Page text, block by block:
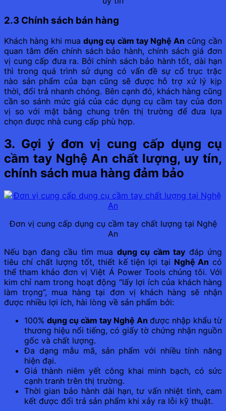
2.3 Chính sách bán hàng
Khách hàng khi muadụng cụ cầm tay Nghệ An cũng cần
quan tâm đến chính sách bảo hành, chính sách giá đơn
vị cung cấp đưa ra. Bởi chính sách bảo hành tốt, dài hạn
thì trong quá trình sử dụng có vấn đề sự cố trục trặc
nào sản phẩm của bạn cũng sẽ được hỗ trợ xử lý kịp
thời, đổi trả nhanh chóng. Bên cạnh đó, khách hàng cũng
cần so sánh mức giá của các dụng cụ cầm tay của đơn
vị so với mặt bằng chung trên thị trường để đưa lựa
chọn được nhà cung cấp phù hợp.
3. Gợi ý đơn vị cung cấp dụng cụ
cầm tay Nghệ An chất lượng, uy tín,
chính sách mua hàng đảm bảo
Đơn vị cung cấp dụng cụ cầm tay chất lượng tại Nghệ
An
Nếu bạn đang cầu tìm mua dụng cụ cầm tay đáp ứng
tiêu chí chất lượng tốt, thiết kế tiện lợi tại Nghệ An có
thể tham khảo đơn vị Việt Á Power Tools chúng tôi. Với
kim chỉ nam trong hoạt động “lấy lợi ích của khách hàng
làm trọng”, mua hàng tại đơn vị khách hàng sẽ nhận
được nhiều lợi ích, hài lòng về sản phẩm bởi:
100% dụng cụ cầm tay Nghệ An được nhập khẩu từ
thương hiệu nổi tiếng, có giấy tờ chứng nhận nguồn
gốc và chất lượng.
Đa dạng mẫu mã, sản phẩm với nhiều tính năng
hiện đại.
Giá thành niêm yết công khai minh bạch, có sức
cạnh tranh trên thị trường.
Thời gian bảo hành dài hạn, tư vấn nhiệt tình, cam
kết được đổi trả sản phẩm khi xảy ra lỗi kỹ thuật.